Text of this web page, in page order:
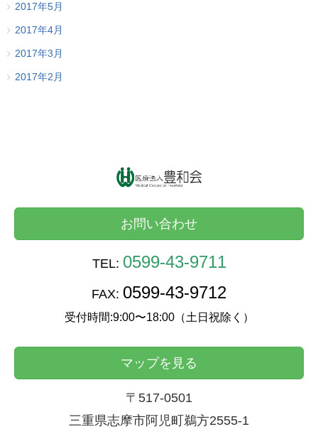
2017年5月
2017年4月
2017年3月
2017年2月
お問い合わせ
TEL: 0599-43-9711
FAX: 0599-43-9712
受付時間:9:00〜18:00（土日祝除く）
マップを見る
〒517-0501
三重県志摩市阿児町鵜方2555-1